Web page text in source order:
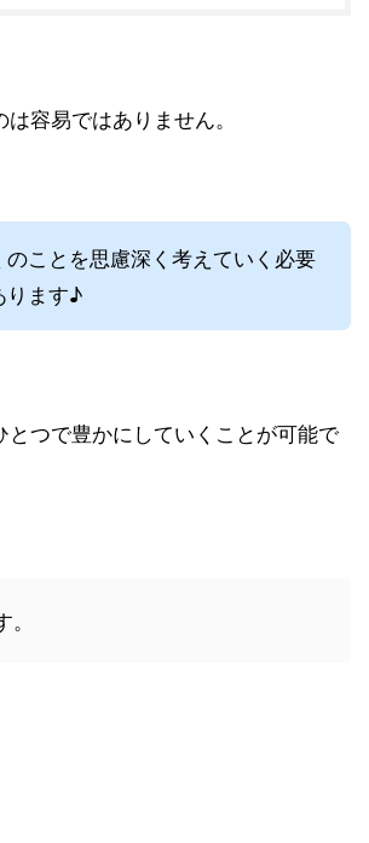
容易ではありません。
のことを思慮深く考えていく必要
ります♪
とつで豊かにしていくことが可能で